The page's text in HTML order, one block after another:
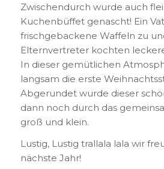
Zwischendurch wurde auch
Kuchenbüffet genascht! Ein
frischgebackene Waffeln zu
Elternvertreter kochten
In dieser gemütlichen
langsam die erste
Abgerundet wurde dieser
dann noch durch das
groß und klein.
Lustig, Lustig trallala lala wir
nächste Jahr!